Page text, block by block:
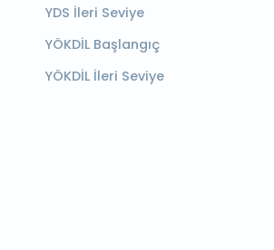
YDS İleri Seviye
YÖKDİL Başlangıç
YÖKDİL İleri Seviye